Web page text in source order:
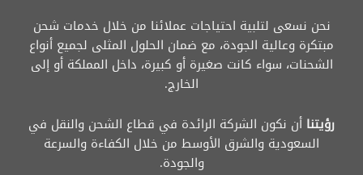
نحن نسعى لتلبية احتياجات عملائنا من خلال خدمات شحن
مبتكرة وعالية الجودة، مع ضمان الحلول المثلى لجميع أنواع
الشحنات، سواء كانت صغيرة أو كبيرة، داخل المملكة أو إلى
الخارج.
رؤيتنا أن نكون الشركة الرائدة في قطاع الشحن والنقل في
السعودية والشرق الأوسط من خلال الكفاءة والسرعة
والجودة.